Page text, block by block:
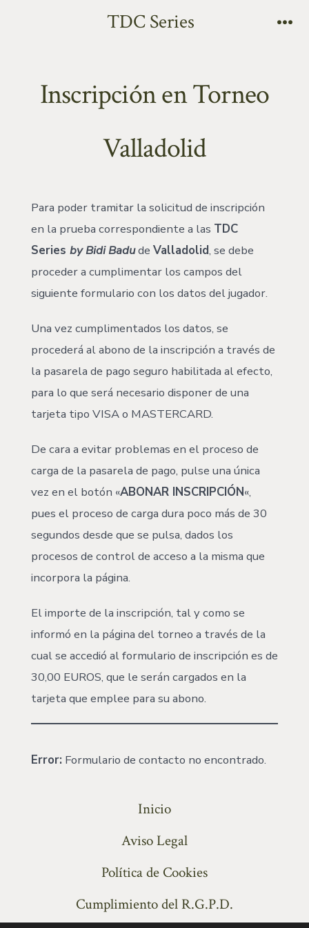
TDC Series
Inscripción en Torneo
Valladolid
Para poder tramitar la solicitud de inscripción
en la prueba correspondiente a las TDC
Series by Bidi Badude Valladolid, se debe
proceder a cumplimentar los campos del
siguiente formulario con los datos del jugador.
Una vez cumplimentados los datos, se
procederá al abono de la inscripción a través de
la pasarela de pago seguro habilitada al efecto,
para lo que será necesario disponer de una
tarjeta tipo VISA o MASTERCARD.
De cara a evitar problemas en el proceso de
carga de la pasarela de pago, pulse una única
vez en el botón «ABONAR INSCRIPCIÓN«,
pues el proceso de carga dura poco más de 30
segundos desde que se pulsa, dados los
procesos de control de acceso a la misma que
incorpora la página.
El importe de la inscripción, tal y como se
informó en la página del torneo a través de la
cual se accedió al formulario de inscripción es de
30,00 EUROS, que le serán cargados en la
tarjeta que emplee para su abono.
Error: Formulario de contacto no encontrado.
Inicio
Aviso Legal
Política de Cookies
Cumplimiento del R.G.P.D.